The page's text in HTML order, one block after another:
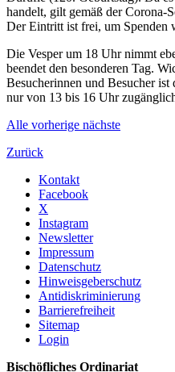
handelt, gilt gemäß der Corona-
Der Eintritt ist frei, um Spenden
Die Vesper um 18 Uhr nimmt
beendet den besonderen Tag.
Besucherinnen und Besucher
nur von 13 bis 16 Uhr
Alle vorherige nächste
Zurück
Kontakt
Facebook
X
Instagram
Newsletter
Impressum
Datenschutz
Hinweisgeberschutz
Antidiskriminierung
Barrierefreiheit
Sitemap
Login
Bischöfliches Ordinariat